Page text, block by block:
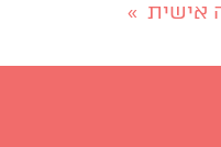
אישית »